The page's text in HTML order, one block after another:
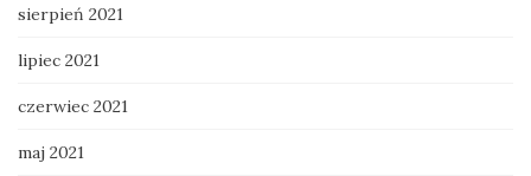
sierpień 2021
lipiec 2021
czerwiec 2021
maj 2021